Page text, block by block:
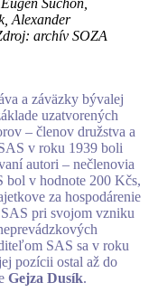
Suchoň,
Alexander
archív SOZA
a záväzky bývalej
uzatvorených
– členov družstva a
v roku 1939 boli
autori – nečlenovia
bol v hodnote 200 Kčs,
za hospodárenie
pri svojom vzniku
SAS sa v roku
pozícii ostal až do
Gejza Dusík.